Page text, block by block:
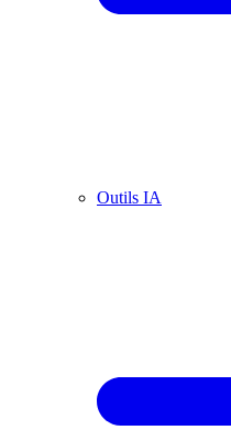
Outils IA